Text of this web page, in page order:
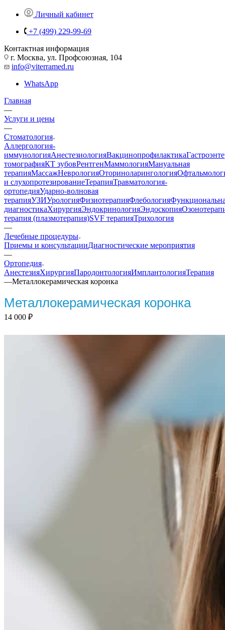
Личный кабинет
+7 (499) 229-99-69
Контактная информация
г. Москва, ул. Профсоюзная, 104
info@viterramed.ru
WhatsApp
Главная
—
Услуги и цены
—
Стоматология
Аллергология-
иммунологияАнестезиологияВакцинопрофилактика
томографияКТ зубовРентгенМаммологияМануальная
терапияМассажНеврологияОториноларингология
и слухопротезированиеТерапияТравматология-
ортопедияУдарно-волновая
терапияУЗИУрологияФизиотерапияФлебология
диагностикаХирургияЭндокринологияЭндоскопия
терапия (плазмотерапия)SVF терапияТрихология
—
Лечебные процедуры
Приемы и консультацииДиагностические мероприятия
—
Ортопедия
АнестезияХирургияПародонтологияИмплантологияТерапия
—Металлокерамическая коронка
Металлокерамическая коронка
14 000 ₽